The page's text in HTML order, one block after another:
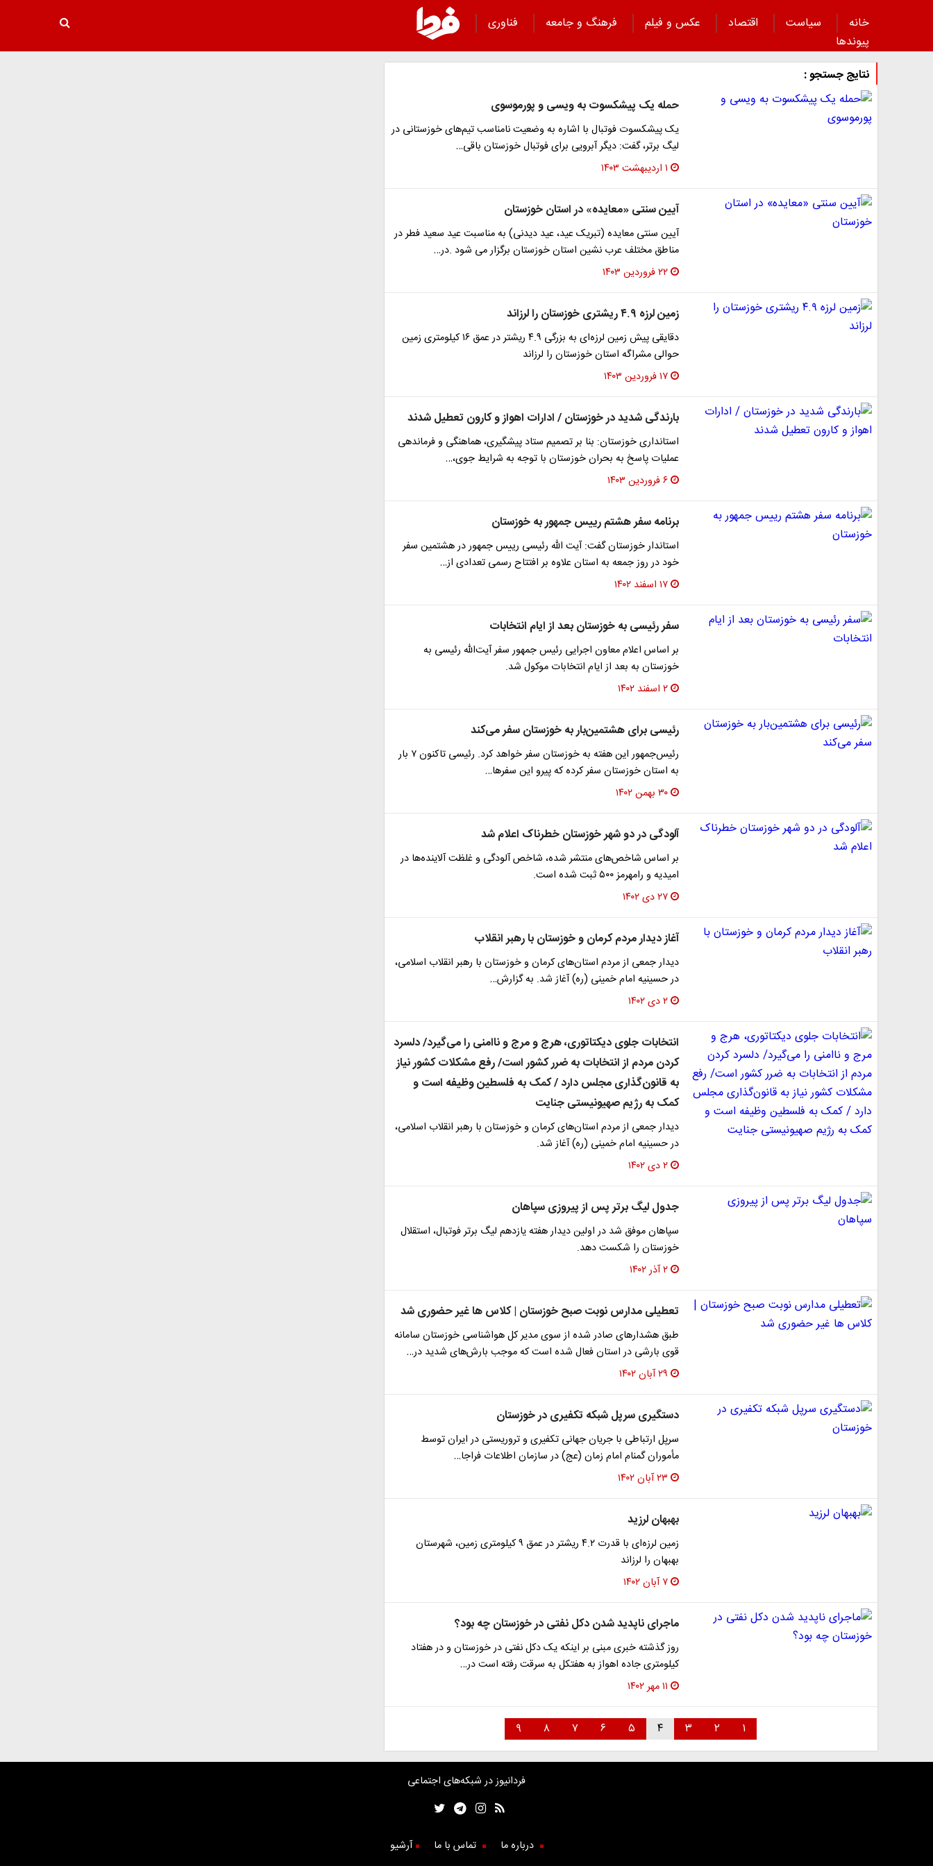
خانه سیاست اقتصاد عکس و فیلم فرهنگ و جامعه
فناوری
پیوند‌ها
نتایج جستجو :
حمله یک پیشکسوت به ویسی و پورموسوی
یک پیشکسوت فوتبال با اشاره به وضعیت نامناسب تیم‌های خوزستانی در
لیگ برتر، گفت: دیگر آبرویی برای فوتبال خوزستان باقی…
۱ اردیبهشت ۱۴۰۳
آیین سنتی «معایده» در استان خوزستان
آیین سنتی معایده (تبریک عید، عید دیدنی) به مناسبت عید سعید فطر در
مناطق مختلف عرب نشین استان خوزستان برگزار می شود .در…
۲۲ فروردین ۱۴۰۳
زمین لرزه‌ ۴.۹ ریشتری خوزستان را لرزاند
دقایقی پیش زمین لرزه‌ای به بزرگی ۴.۹ ریشتر در عمق ۱۶ کیلومتری زمین
حوالی مشراگه استان خوزستان را لرزاند
۱۷ فروردین ۱۴۰۳
بارندگی شدید در خوزستان / ادارات اهواز و کارون تعطیل شدند
استانداری خوزستان: بنا بر تصمیم ستاد پیشگیری، هماهنگی و فرماندهی
عملیات پاسخ به بحران خوزستان با توجه به شرایط جوی،…
۶ فروردین ۱۴۰۳
برنامه سفر هشتم رییس جمهور به خوزستان
استاندار خوزستان گفت: آیت الله رئیسی رییس جمهور در هشتمین سفر
خود در روز جمعه به استان علاوه بر افتتاح رسمی تعدادی از…
۱۷ اسفند ۱۴۰۲
سفر رئیسی به خوزستان بعد از ایام انتخابات
بر اساس اعلام معاون اجرایی رئیس جمهور سفر آیت‌الله رئیسی به
خوزستان به بعد از ایام انتخابات موکول شد.
۲ اسفند ۱۴۰۲
رئیسی برای هشتمین‌بار به خوزستان سفر می‌کند
رئیس‌جمهور این هفته به خوزستان سفر خواهد کرد. رئیسی تاکنون ۷ بار
به استان خوزستان سفر کرده که پیرو این سفرها…
۳۰ بهمن ۱۴۰۲
آلودگی در دو شهر خوزستان خطرناک اعلام شد
بر اساس شاخص‌های منتشر شده، شاخص آلودگی و غلظت آلاینده‌ها در
امیدیه و رامهرمز ۵۰۰ ثبت شده است.
۲۷ دی ۱۴۰۲
آغاز دیدار مردم کرمان و خوزستان با رهبر انقلاب
دیدار جمعی از مردم استان‌های کرمان و خوزستان با رهبر انقلاب اسلامی،
در حسینیه امام خمینی (ره) آغاز شد. به گزارش…
۲ دی ۱۴۰۲
انتخابات جلوی دیکتاتوری، هرج و مرج و ناامنی را می‌گیرد/ دلسرد
کردن مردم از انتخابات به ضرر کشور است/ رفع مشکلات کشور نیاز
به قانون‌گذاری مجلس دارد / کمک به فلسطین وظیفه است و
کمک به رژیم صهیونیستی جنایت
دیدار جمعی از مردم استان‌های کرمان و خوزستان با رهبر انقلاب اسلامی،
در حسینیه امام خمینی (ره) آغاز شد.
۲ دی ۱۴۰۲
جدول لیگ برتر پس از پیروزی سپاهان
سپاهان موفق شد در اولین دیدار هفته یازدهم لیگ برتر فوتبال، استقلال
خوزستان را شکست دهد.
۲ آذر ۱۴۰۲
تعطیلی مدارس نوبت صبح خوزستان | کلاس ها غیر حضوری شد
طبق هشدار‌های صادر شده از سوی مدیر کل هواشناسی خوزستان سامانه
قوی بارشی در استان فعال شده است که موجب بارش‌های شدید در…
۲۹ آبان ۱۴۰۲
دستگیری سرپل شبکه ‌‌تکفیری در خوزستان
سرپل‌ ارتباطی با جریان جهانی تکفیری و تروریستی در ایران توسط
مأموران گمنام امام زمان (عج) در سازمان اطلاعات فراجا…
۲۳ آبان ۱۴۰۲
بهبهان لرزید
زمین لرزه‌ای با قدرت ۴.۲ ریشتر در عمق ۹ کیلومتری زمین، شهرستان
بهبهان را لرزاند
۷ آبان ۱۴۰۲
ماجرای ناپدید شدن دکل نفتی در خوزستان چه بود؟
روز گذشته خبری مبنی بر اینکه یک دکل نفتی در خوزستان و در هفتاد
کیلومتری جاده اهواز به هفتکل به سرقت رفته است در…
۱۱ مهر ۱۴۰۲
۱ ۲ ۳ ۴ ۵ ۶ ۷ ۸ ۹
فردانیوز در شبکه‌های اجتماعی
درباره ما تماس با ما آرشیو